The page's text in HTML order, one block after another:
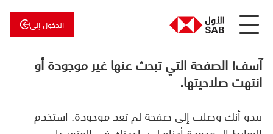
الدخول إلى
عن
الأول
الأول
للاستثمار
آسف! الصفحة التي تبحث عنها غير موجودة أو
انتهت صلاحيتها.
يبدو أنك وصلت إلى صفحة لم تعد موجودة. استخدم